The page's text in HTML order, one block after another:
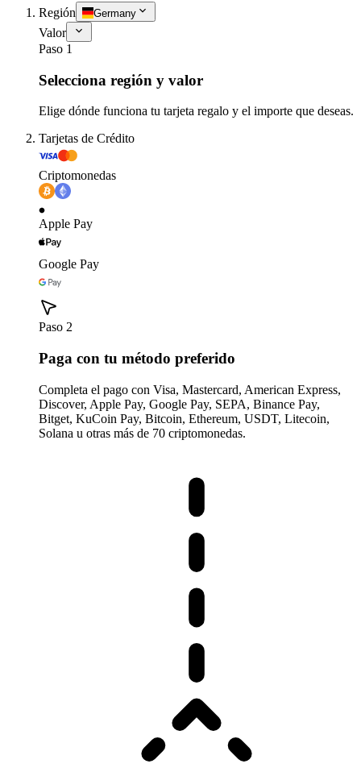
Región Germany
Valor
Paso 1
Selecciona región y valor
Elige dónde funciona tu tarjeta regalo y el importe que deseas.
Tarjetas de Crédito
Criptomonedas
Apple Pay
Google Pay
Paso 2
Paga con tu método preferido
Completa el pago con Visa, Mastercard, American Express,
Discover, Apple Pay, Google Pay, SEPA, Binance Pay,
Bitget, KuCoin Pay, Bitcoin, Ethereum, USDT, Litecoin,
Solana u otras más de 70 criptomonedas.